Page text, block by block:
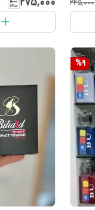
۲۲۵٬۰۰۰
%9